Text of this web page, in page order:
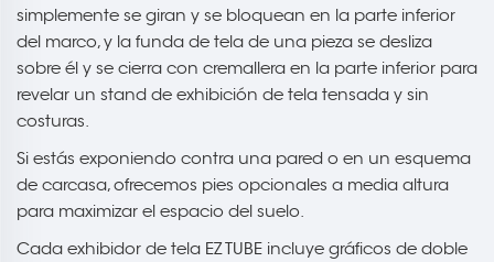
simplemente se giran y se bloquean en la parte inferior
del marco, y la funda de tela de una pieza se desliza
sobre él y se cierra con cremallera en la parte inferior para
revelar un stand de exhibición de tela tensada y sin
costuras.
Si estás exponiendo contra una pared o en un esquema
de carcasa, ofrecemos pies opcionales a media altura
para maximizar el espacio del suelo.
Cada exhibidor de tela EZ TUBE incluye gráficos de doble